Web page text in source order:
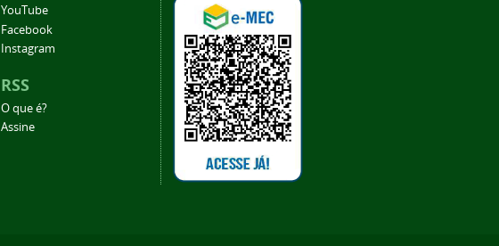
YouTube
Facebook
Instagram
RSS
O que é?
Assine